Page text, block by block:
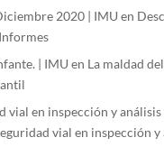
2020 | IMU en
| IMU en La maldad
vial en inspección y
vial en inspección y